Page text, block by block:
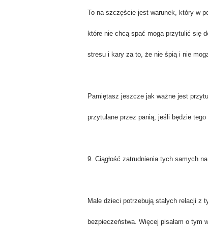
To na szczęście jest warunek, który w
które nie chcą spać mogą przytulić się
stresu i kary za to, że nie śpią i nie
Pamiętasz jeszcze jak ważne jest
przytulane przez panią, jeśli będzie tego
9. Ciągłość zatrudnienia tych samych
Małe dzieci potrzebują stałych relacji
bezpieczeństwa. Więcej pisałam o tym